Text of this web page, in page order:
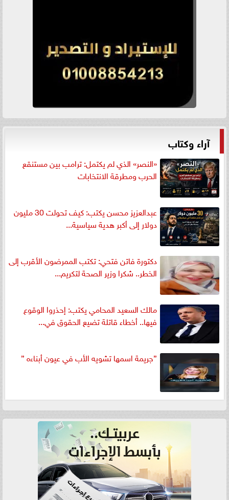
آراء وكتاب
«النصر» الذي لم يكتمل: ترامب بين مستنقع
الحرب ومطرقة الانتخابات
عبدالعزيز محسن يكتب: كيف تحولت 30 مليون
دولار إلى أكبر هدية سياسية...
دكتورة فاتن فتحي: تكتب الممرضون الأقرب إلى
الخطر.. شكرا وزير الصحة لتكريم...
مالك السعيد المحامي يكتب: إحذروا الوقوع
فيها.. أخطاء قاتلة تضيع الحقوق في...
”جريمة اسمها تشويه الأب في عيون أبناءه ”